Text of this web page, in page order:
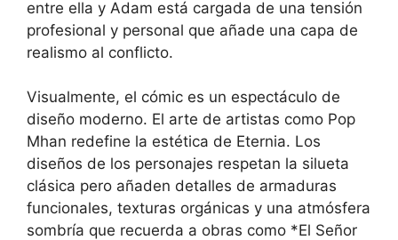
entre ella y Adam está cargada de una tensión
profesional y personal que añade una capa de
realismo al conflicto.
Visualmente, el cómic es un espectáculo de
diseño moderno. El arte de artistas como Pop
Mhan redefine la estética de Eternia. Los
diseños de los personajes respetan la silueta
clásica pero añaden detalles de armaduras
funcionales, texturas orgánicas y una atmósfera
sombría que recuerda a obras como *El Señor